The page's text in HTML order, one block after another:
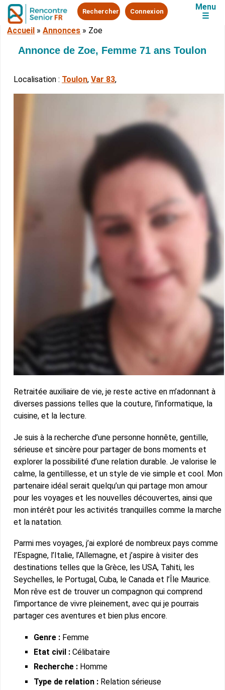
Rechercher Connexion
Menu
☰
Accueil »Annonces » Zoe
Annonce de Zoe, Femme 71 ans Toulon
Localisation : Toulon, Var 83,
Retraitée auxiliaire de vie, je reste active en m’adonnant à
diverses passions telles que la couture, l’informatique, la
cuisine, et la lecture.
Je suis à la recherche d’une personne honnête, gentille,
sérieuse et sincère pour partager de bons moments et
explorer la possibilité d’une relation durable. Je valorise le
calme, la gentillesse, et un style de vie simple et cool. Mon
partenaire idéal serait quelqu’un qui partage mon amour
pour les voyages et les nouvelles découvertes, ainsi que
mon intérêt pour les activités tranquilles comme la marche
et la natation.
Parmi mes voyages, j’ai exploré de nombreux pays comme
l’Espagne, l’Italie, l’Allemagne, et j’aspire à visiter des
destinations telles que la Grèce, les USA, Tahiti, les
Seychelles, le Portugal, Cuba, le Canada et l’Île Maurice.
Mon rêve est de trouver un compagnon qui comprend
l’importance de vivre pleinement, avec qui je pourrais
partager ces aventures et bien plus encore.
Genre : Femme
Etat civil : Célibataire
Recherche : Homme
Type de relation : Relation sérieuse